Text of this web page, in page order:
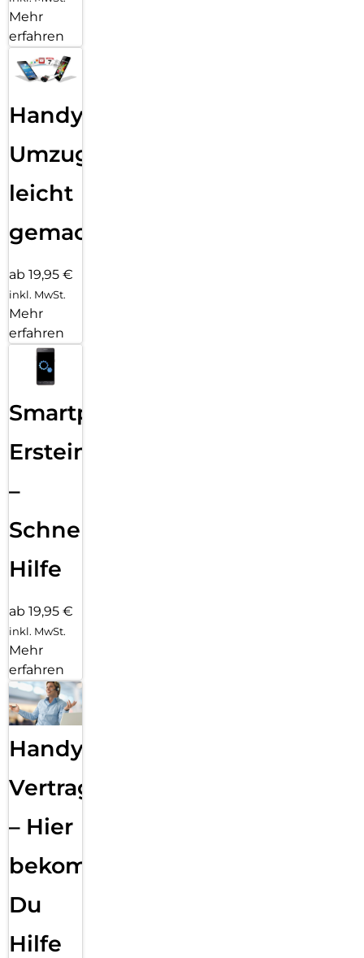
Mehr
erfahren
Handy
Umzug
leicht
gemacht!
ab 19,95 €
inkl. MwSt.
Mehr
erfahren
Smartphone
Ersteinrichtung
–
Schnelle
Hilfe
ab 19,95 €
inkl. MwSt.
Mehr
erfahren
Handy
Vertragsabwicklung
– Hier
bekommst
Du
Hilfe